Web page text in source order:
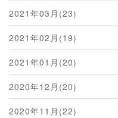
2021年03月(23)
2021年02月(19)
2021年01月(20)
2020年12月(20)
2020年11月(22)